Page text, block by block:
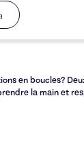
en boucles?
la main et